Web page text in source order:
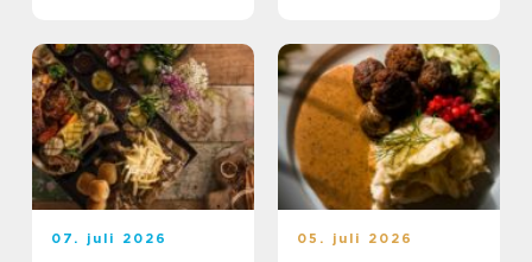
07. juli 2026 05. juli 2026